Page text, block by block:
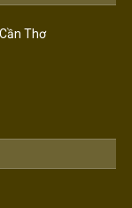
Thơ